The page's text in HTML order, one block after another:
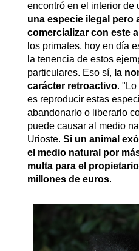
encontró en el interior de
una especie ilegal pero
comercializar con este
los primates, hoy en día
la tenencia de estos
particulares. Eso sí, la
carácter retroactivo. "Lo
es reproducir estas
abandonarlo o liberarlo
puede causar al medio
Urioste. Si un animal
el medio natural por
multa para el
millones de euros.